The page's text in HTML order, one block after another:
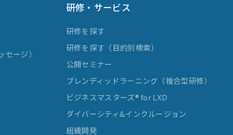
ージ）
研修・サービス
研修を探す
研修を探す（目的別検索）
公開セミナー
ブレンディッドラーニング（複合型研修）
ビジネスマスターズ® for LXD
ダイバーシティ&インクルージョン
組織開発